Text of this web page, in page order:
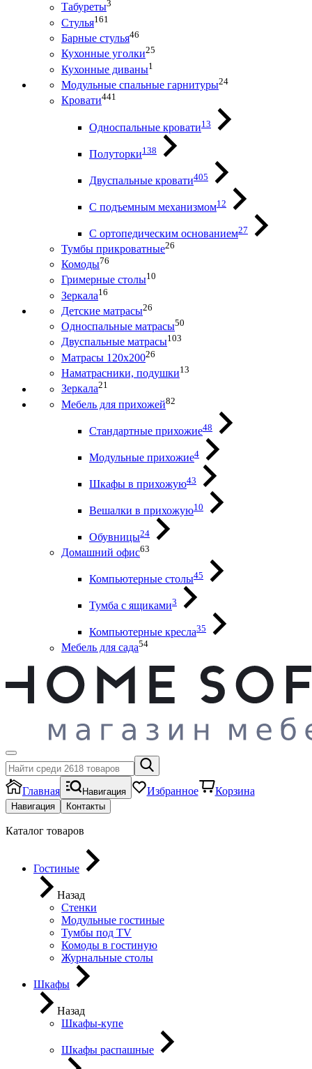
Табуреты3
Стулья161
Барные стулья46
Кухонные уголки25
Кухонные диваны1
Модульные спальные гарнитуры24
Кровати441
Односпальные кровати13
Полуторки138
Двуспальные кровати405
С подъемным механизмом12
С ортопедическим основанием27
Тумбы прикроватные26
Комоды76
Гримерные столы10
Зеркала16
Детские матрасы26
Односпальные матрасы50
Двуспальные матрасы103
Матрасы 120х20026
Наматрасники, подушки13
Зеркала21
Мебель для прихожей82
Стандартные прихожие48
Модульные прихожие4
Шкафы в прихожую43
Вешалки в прихожую10
Обувницы24
Домашний офис63
Компьютерные столы45
Тумба с ящиками3
Компьютерные кресла35
Мебель для сада54
Главная Навигация Избранное Корзина
Навигация Контакты
Каталог товаров
Гостиные
Назад
Стенки
Модульные гостиные
Тумбы под ТV
Комоды в гостиную
Журнальные столы
Шкафы
Назад
Шкафы-купе
Шкафы распашные